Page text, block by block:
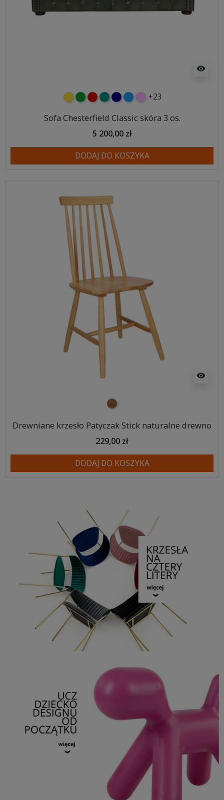
visibility
żółtyzielonyczerwony
turkusowy
granatowy
niebieski
różowy
+23
Sofa Chesterfield Classic skóra 3 os.
5 200,00 zł
DODAJ DO KOSZYKA
visibility
naturalne drewno
Drewniane krzesło Patyczak Stick naturalne drewno
229,00 zł
DODAJ DO KOSZYKA